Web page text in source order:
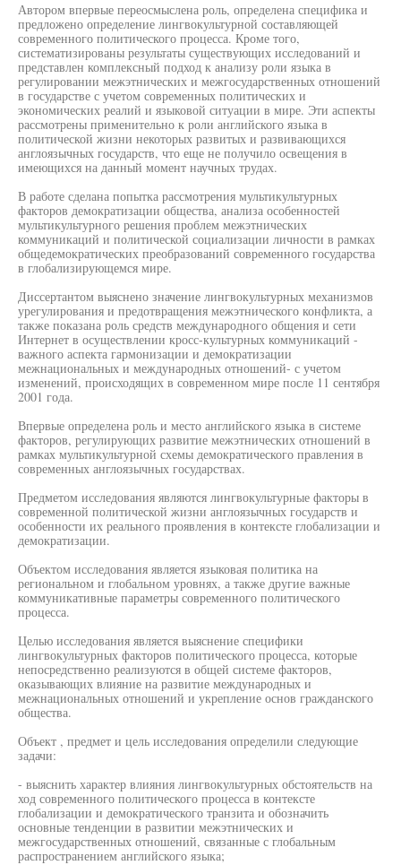
Автором впервые переосмыслена роль, определена специфика и
предложено определение лингвокультурной составляющей
современного политического процесса. Кроме того,
систематизированы результаты существующих исследований и
представлен комплексный подход к анализу роли языка в
регулировании межэтнических и межгосударственных отношений
в государстве с учетом современных политических и
экономических реалий и языковой ситуации в мире. Эти аспекты
рассмотрены применительно к роли английского языка в
политической жизни некоторых развитых и развивающихся
англоязычных государств, что еще не получило освещения в
имеющихся на данный момент научных трудах.
В работе сделана попытка рассмотрения мультикультурных
факторов демократизации общества, анализа особенностей
мультикультурного решения проблем межэтнических
коммуникаций и политической социализации личности в рамках
общедемократических преобразований современного государства
в глобализирующемся мире.
Диссертантом выяснено значение лингвокультурных механизмов
урегулирования и предотвращения межэтнического конфликта, а
также показана роль средств международного общения и сети
Интернет в осуществлении кросс-культурных коммуникаций -
важного аспекта гармонизации и демократизации
межнациональных и международных отношений- с учетом
изменений, происходящих в современном мире после 11 сентября
2001 года.
Впервые определена роль и место английского языка в системе
факторов, регулирующих развитие межэтнических отношений в
рамках мультикультурной схемы демократического правления в
современных англоязычных государствах.
Предметом исследования являются лингвокультурные факторы в
современной политической жизни англоязычных государств и
особенности их реального проявления в контексте глобализации и
демократизации.
Объектом исследования является языковая политика на
региональном и глобальном уровнях, а также другие важные
коммуникативные параметры современного политического
процесса.
Целью исследования является выяснение специфики
лингвокультурных факторов политического процесса, которые
непосредственно реализуются в общей системе факторов,
оказывающих влияние на развитие международных и
межнациональных отношений и укрепление основ гражданского
общества.
Объект , предмет и цель исследования определили следующие
задачи:
- выяснить характер влияния лингвокультурных обстоятельств на
ход современного политического процесса в контексте
глобализации и демократического транзита и обозначить
основные тенденции в развитии межэтнических и
межгосударственных отношений, связанные с глобальным
распространением английского языка;